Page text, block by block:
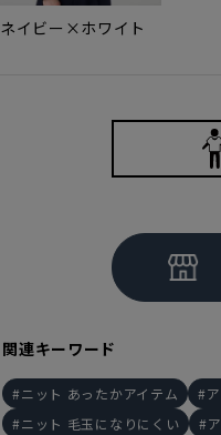
ネイビー×ホワイト
関連キーワード
ニット あったかアイテム
ニット 毛玉になりにくい